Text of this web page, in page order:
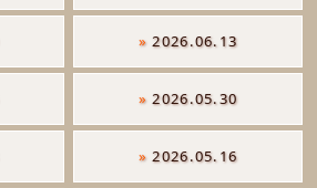
» 2026.06.13
» 2026.05.30
» 2026.05.16